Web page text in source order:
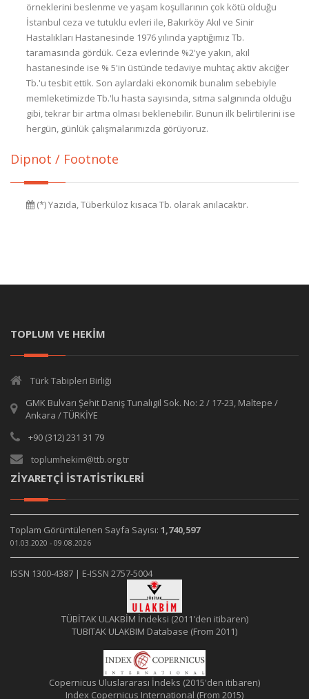
örneklerini beslenme ve yaşam koşullarının çok kötü olduğu
İstanbul ceza ve tutuklu evleri ile, Bakırköy Akıl ve Sinir
Hastalıkları Hastanesinde 1976 yılında yaptığımız Tb.
taramasında gördük. Ceza evlerinde %2'ye yakın, akıl
hastanesinde ise % 5'in üstünde tedaviye muhtaç aktiv akciğer
Tb.'u tesbit ettik. Son aylardaki ekonomik bunalım sebebiyle
memleketimizde Tb.'lu hasta sayısında, sıtma salgınında olduğu
gibi, tekrar bir artma olması beklenebilir. Bunun ilk belirtilerini ise
hergün, günlük çalışmalarımızda görüyoruz.
Dipnot / Footnote
(*) Yazıda, Tüberküloz kısaca Tb. olarak anılacaktır.
TOPLUM VE HEKİM
Türk Tabipleri Birliği
GMK Bulvarı Şehit Daniş Tunalıgil Sok. No: 2 / 17-23, Maltepe /
Ankara / TÜRKİYE
+90 (312) 231 31 79
toplumhekim@ttb.org.tr
ZİYARETÇİ İSTATİSTİKLERİ
Toplam Görüntülenen Sayfa Sayısı: 1,740,597
01.03.2020 - 09.08.2026
ISSN 1300-4387 | E-ISSN 2757-5004
TÜBİTAK ULAKBİM İndeksi (2011'den itibaren)
TUBITAK ULAKBIM Database (From 2011)
Copernicus Uluslararası İndeks (2015'den itibaren)
Index Copernicus International (From 2015)